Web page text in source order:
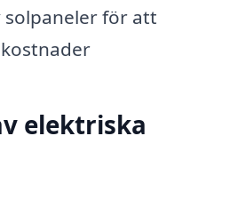
för att
elektriska